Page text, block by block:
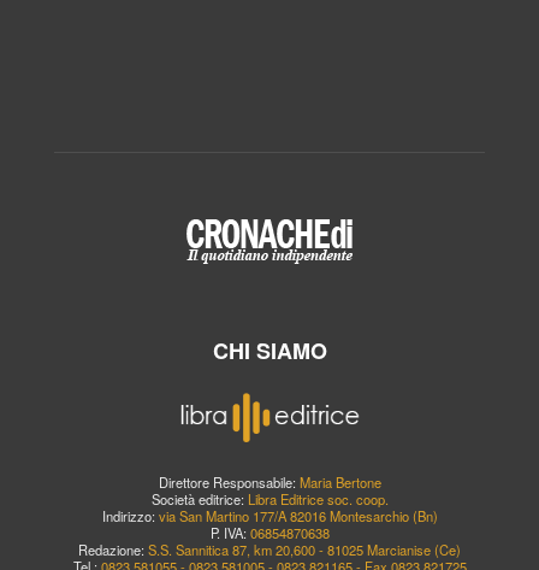
CHI SIAMO
Direttore Responsabile: Maria Bertone
Società editrice: Libra Editrice soc. coop.
Indirizzo: via San Martino 177/A 82016 Montesarchio (Bn)
P. IVA: 06854870638
Redazione: S.S. Sannitica 87, km 20,600 - 81025 Marcianise (Ce)